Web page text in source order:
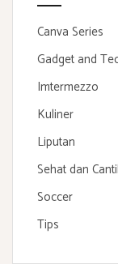
Canva Series
Gadget and
Imtermezzo
Kuliner
Liputan
Sehat dan
Soccer
Tips